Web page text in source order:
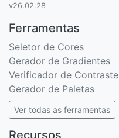
v26.02.28
Ferramentas
Seletor de Cores
Gerador de Gradientes
Verificador de Contraste
Gerador de Paletas
Ver todas as ferramentas
Recursos